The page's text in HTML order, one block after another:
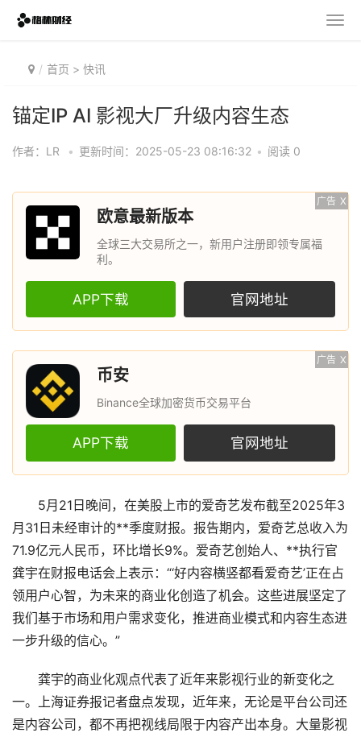
首页 > 快讯
锚定IP AI 影视大厂升级内容生态
作者：LR • 更新时间：2025-05-23 08:16:32 • 阅读 0
广告 X
欧意最新版本
全球三大交易所之一，新用户注册即领专属福
利。
APP下载 官网地址
广告 X
币安
Binance全球加密货币交易平台
APP下载 官网地址
5月21日晚间，在美股上市的爱奇艺发布截至2025年3
月31日未经审计的**季度财报。报告期内，爱奇艺总收入为
71.9亿元人民币，环比增长9%。爱奇艺创始人、**执行官
龚宇在财报电话会上表示：“‘好内容横竖都看爱奇艺’正在占
领用户心智，为未来的商业化创造了机会。这些进展坚定了
我们基于市场和用户需求变化，推进商业模式和内容生态进
一步升级的信心。”
龚宇的商业化观点代表了近年来影视行业的新变化之
一。上海证券报记者盘点发现，近年来，无论是平台公司还
是内容公司，都不再把视线局限于内容产出本身。大量影视